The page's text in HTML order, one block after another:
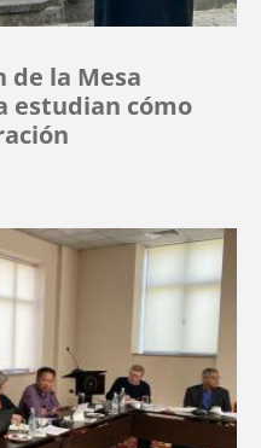
de la Mesa
estudian cómo